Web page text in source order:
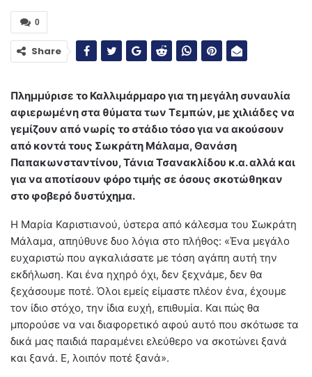
0
Share
Πλημμύρισε το Καλλιμάρμαρο για τη μεγάλη συναυλία
αφιερωμένη στα θύματα των Τεμπών, με χιλιάδες να
γεμίζουν από νωρίς το στάδιο τόσο για να ακούσουν
από κοντά τους Σωκράτη Μάλαμα, Θανάση
Παπακωνσταντίνου, Τάνια Τσανακλίδου κ.α. αλλά και
για να αποτίσουν φόρο τιμής σε όσους σκοτώθηκαν
στο φοβερό δυστύχημα.
Η Μαρία Καριστιανού, ύστερα από κάλεσμα του Σωκράτη
Μάλαμα, απηύθυνε δυο λόγια στο πλήθος: «Ένα μεγάλο
ευχαριστώ που αγκαλιάσατε με τόση αγάπη αυτή την
εκδήλωση. Και ένα ηχηρό όχι, δεν ξεχνάμε, δεν θα
ξεχάσουμε ποτέ. Όλοι εμείς είμαστε πλέον ένα, έχουμε
τον ίδιο στόχο, την ίδια ευχή, επιθυμία. Και πώς θα
μπορούσε να ναι διαφορετικό αφού αυτό που σκότωσε τα
δικά μας παιδιά παραμένει ελεύθερο να σκοτώνει ξανά
και ξανά. Ε, λοιπόν ποτέ ξανά».